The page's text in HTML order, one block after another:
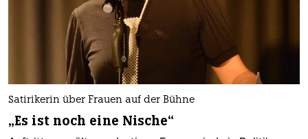
Satirikerin über Frauen auf der Bühne
„Es ist noch eine Nische“